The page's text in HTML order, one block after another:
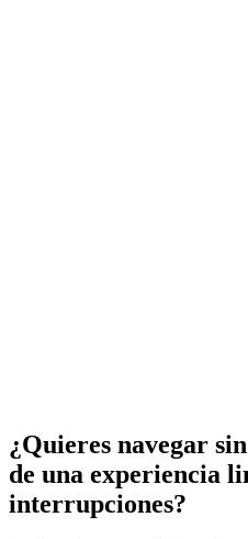
¿Quieres navegar
de una experiencia
interrupciones?